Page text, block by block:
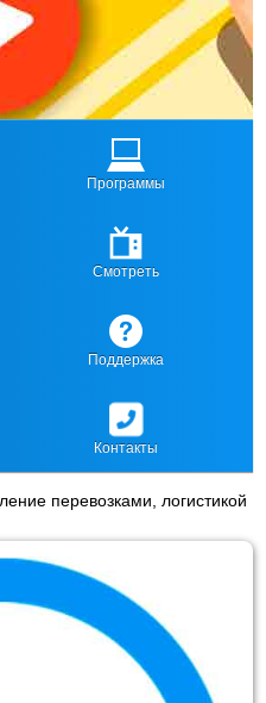
Программы
Смотреть
Поддержка
Контакты
перевозками, логистикой